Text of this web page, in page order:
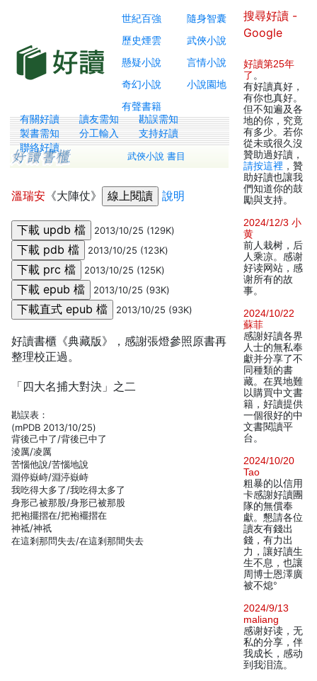
世紀百強
隨身智囊
歷史煙雲
武俠小說
懸疑小說
言情小說
奇幻小說
小說園地
有聲書籍
有關好讀 讀友需知
勘誤需知
製書需知
分工輸入
支持好讀
聯絡好讀
武俠小說 書目
溫瑞安 《大陣仗》 說明
2013/10/25 (129K)
2013/10/25 (123K)
2013/10/25 (125K)
2013/10/25 (93K)
2013/10/25 (93K)
好讀書櫃《典藏版》，感謝張燈參照原書再
整理校正過。
「四大名捕大對決」之二
勘誤表：
(mPDB 2013/10/25)
背後己中了/背後已中了
淩厲/凌厲
苦惱他說/苦惱地說
淵停嶽峙/淵渟嶽峙
我吃得大多了/我吃得太多了
身形己被那股/身形已被那股
把袍擺摺在/把袍襬摺在
神祗/神祇
在這剎那問失去/在這剎那間失去
搜尋好讀 -
Google
好讀第25年
了 。
有好讀真好，
有你也真好。
但不知遍及各
地的你，究竟
有多少。若你
從未或很久沒
贊助過好讀，
請按這裡 ，贊
助好讀也讓我
們知道你的鼓
勵與支持。
2024/12/3 小
黄
前人栽树，后
人乘凉。感谢
好读网站，感
谢所有的故
事。
2024/10/22
蘇菲
感謝好讀各界
人士的無私奉
獻并分享了不
同種類的書
藏。在異地難
以購買中文書
籍，好讀提供
一個很好的中
文書閱讀平
台。
2024/10/20
Tao
粗暴的以信用
卡感謝好讀團
隊的無償奉
獻。懇請各位
讀友有錢出
錢，有力出
力，讓好讀生
生不息，也讓
周博士恩澤廣
被不熄°
2024/9/13
maliang
感谢好读，无
私的分享，伴
我成长，感动
到我泪流。